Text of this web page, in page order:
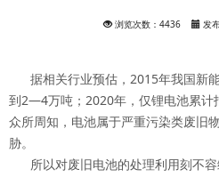
浏览次数：4436 发
据相关行业预估，2015年我国新
到2—4万吨；2020年，仅锂电池累计
众所周知，电池属于严重污染类废旧
胁。
所以对废旧电池的处理利用刻不容